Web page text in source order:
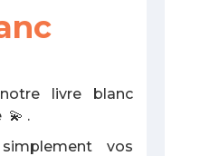
livre blanc
💫 .
vos